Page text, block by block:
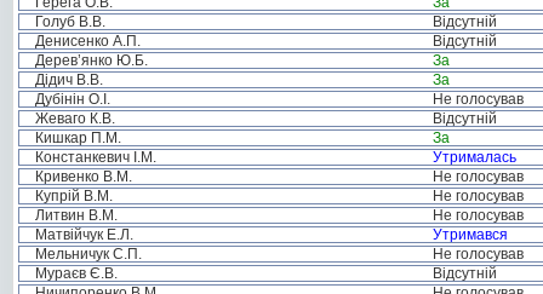
Голуб В.В.
Відсутній
Денисенко А.П.
Відсутній
Дерев’янко Ю.Б.
За
Дідич В.В.
За
Дубінін О.І.
Не голосував
Жеваго К.В.
Відсутній
Кишкар П.М.
За
Констанкевич І.М.
Утрималась
Кривенко В.М.
Не голосував
Купрій В.М.
Не голосував
Литвин В.М.
Не голосував
Матвійчук Е.Л.
Утримався
Мельничук С.П.
Не голосував
Мураєв Є.В.
Відсутній